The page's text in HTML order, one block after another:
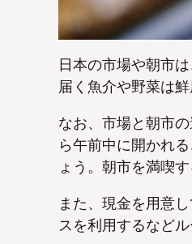
日本の市場や朝市
届く魚介や野菜は
なお、市場と朝市
ら午前中に開かれ
ょう。朝市を満喫
また、現金を用意
スを利用するなど